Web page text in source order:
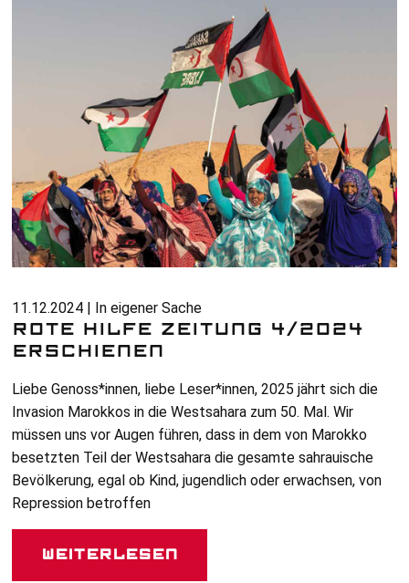
11.12.2024 | In eigener Sache
ROTE HILFE ZEITUNG 4/2024
ERSCHIENEN
Liebe Genoss*innen, liebe Leser*innen, 2025 jährt sich die
Invasion Marokkos in die Westsahara zum 50. Mal. Wir
müssen uns vor Augen führen, dass in dem von Marokko
besetzten Teil der Westsahara die gesamte sahrauische
Bevölkerung, egal ob Kind, jugendlich oder erwachsen, von
Repression betroffen
Weiterlesen